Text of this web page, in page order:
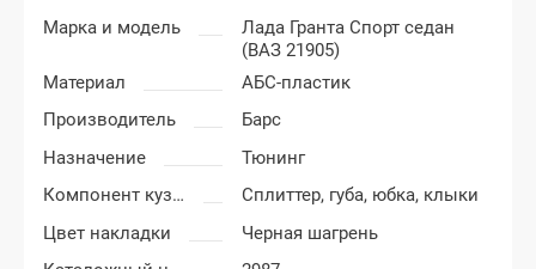
Марка и модель
Лада Гранта Спорт седан
(ВАЗ 21905)
Материал
АБС-пластик
Производитель
Барс
Назначение
Тюнинг
Компонент кузова
Сплиттер, губа, юбка, клыки
Цвет накладки
Черная шагрень